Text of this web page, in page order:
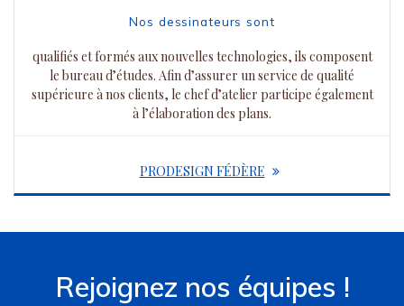
Nos dessinateurs sont
qualifiés et formés aux nouvelles technologies, ils composent
le bureau d’études. Afin d’assurer un service de qualité
supérieure à nos clients, le chef d’atelier participe également
à l’élaboration des plans.
PRODESIGN FÉDÈRE
Rejoignez nos équipes !